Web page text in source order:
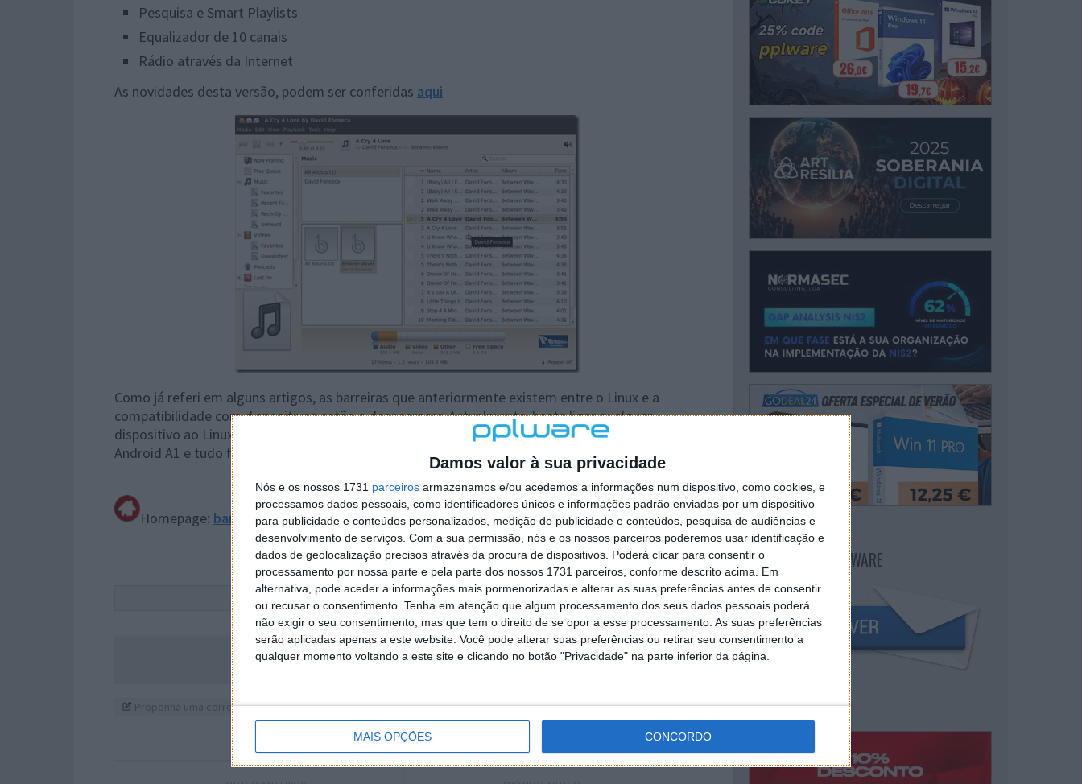
Damos valor à sua privacidade
Nós e os nossos 1731 parceiros armazenamos e/ou acedemos a informações num dispositivo, como cookies, e
processamos dados pessoais, como identificadores únicos e informações padrão enviadas por um dispositivo
para publicidade e conteúdos personalizados, medição de publicidade e conteúdos, pesquisa de audiências e
desenvolvimento de serviços. Com a sua permissão, nós e os nossos parceiros poderemos usar identificação e
dados de geolocalização precisos através da procura de dispositivos. Poderá clicar para consentir o
processamento por nossa parte e pela parte dos nossos 1731 parceiros, conforme descrito acima. Em
alternativa, pode aceder a informações mais pormenorizadas e alterar as suas preferências antes de consentir
ou recusar o consentimento. Tenha em atenção que algum processamento dos seus dados pessoais poderá
não exigir o seu consentimento, mas que tem o direito de se opor a esse processamento. As suas preferências
serão aplicadas apenas a este website. Você pode alterar suas preferências ou retirar seu consentimento a
qualquer momento voltando a este site e clicando no botão "Privacidade" na parte inferior da página.
MAIS OPÇÕES CONCORDO
Pesquisa e Smart Playlists
Equalizador de 10 canais
Rádio através da Internet
As novidades desta versão, podem ser conferidas aqui
Como já referi em alguns artigos, as barreiras que anteriormente existem entre o Linux e a
compatibilidade com dispositivos estão a desaparecer. Actualmente, basta ligar qualquer
dispositivo ao Linux que normalmente existe suporte para o mesmo. Testei o Banshee com o
Android A1 e tudo funcionou na perfeição
Homepage: banshee-project
Este artigo tem mais de um ano
Acompanhe o Pplware no Google Notícias
Proponha uma correção, faça uma sugestão Autor:Pedro Pinto
NEWSLETTER PPLWARE